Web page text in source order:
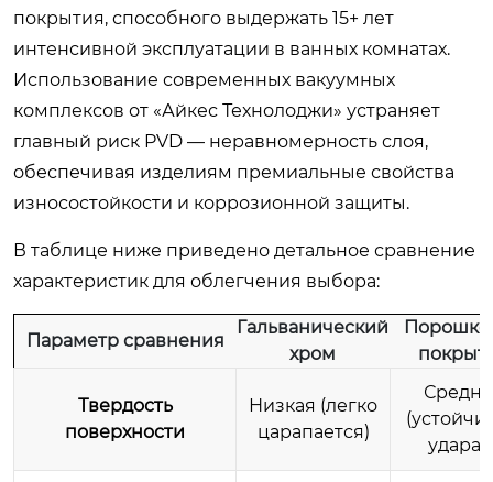
покрытия, способного выдержать 15+ лет
интенсивной эксплуатации в ванных комнатах.
Использование современных вакуумных
комплексов от «Айкес Технолоджи» устраняет
главный риск PVD — неравномерность слоя,
обеспечивая изделиям премиальные свойства
износостойкости и коррозионной защиты.
В таблице ниже приведено детальное сравнение
характеристик для облегчения выбора:
Параметр сравнения
Гальванический
хром
Твердость
поверхности
Низкая (легко
царапается)